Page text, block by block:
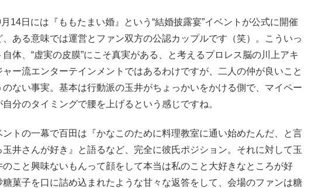
月14日には『ももたまい婚』という“結婚披露宴”イベントが公式に開催
、ある意味では運営とファン双方の公認カップルです（笑）。こういっ
自体、“虚実の皮膜”にこそ真実がある、と考えるプロレス脳の川上アキ
ャー流エンターテインメントではあるわけですが、二人の仲が良いこと
のない事実。基本は行動派の玉井がちょっかいをかける側で、マイペー
自分のタイミングで腰を上げるという感じですね。
トの一幕で百田は『かなこのために料理教室に通い始めたんだ、と言
玉井さんが好き』と語るなど、完全に彼氏ポジション。それに対して玉
のこと興味ないもんって顔をして本当は私のこと大好きなところが好
糖菓子を口に詰め込まれたような甘々な返答をして、会場のファンは糖